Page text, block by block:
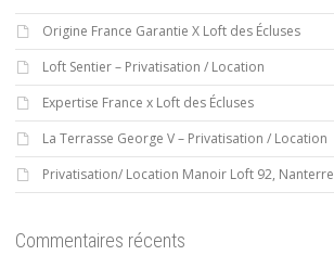
Origine France Garantie X Loft des Écluses
Loft Sentier – Privatisation / Location
Expertise France x Loft des Écluses
La Terrasse George V – Privatisation / Location
Privatisation/ Location Manoir Loft 92, Nanterre
Commentaires récents